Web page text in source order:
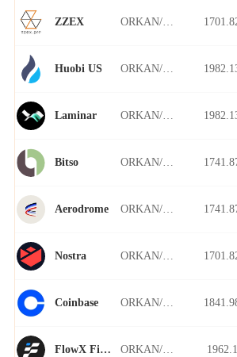
ZZEX
Huobi US
Laminar
Bitso
Aerodrome
Nostra
Coinbase
FlowX Finance